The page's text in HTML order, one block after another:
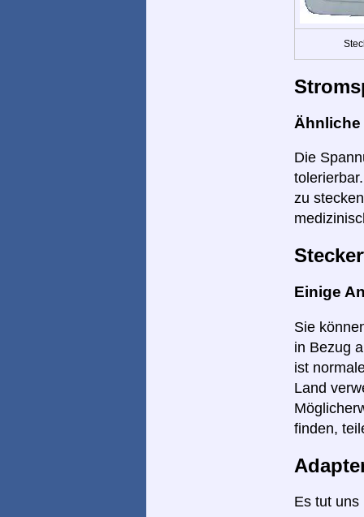
Die
zu
Einige
Sie
in Bezug
ist
Land
finden,
Es tut uns